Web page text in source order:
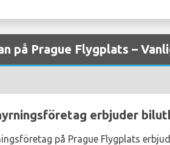
på Prague Flygplats –
erbjuder
på Prague Flygplats